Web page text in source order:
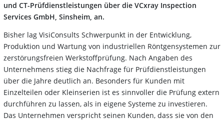
und CT-Prüfdienstleistungen über die VCxray Inspection
Services GmbH, Sinsheim, an.
Bisher lag VisiConsults Schwerpunkt in der Entwicklung,
Produktion und Wartung von industriellen Röntgensystemen zur
zerstörungsfreien Werkstoffprüfung. Nach Angaben des
Unternehmens stieg die Nachfrage für Prüfdienstleistungen
über die Jahre deutlich an. Besonders für Kunden mit
Einzelteilen oder Kleinserien ist es sinnvoller die Prüfung extern
durchführen zu lassen, als in eigene Systeme zu investieren.
Das Unternehmen verspricht seinen Kunden, dass sie von den